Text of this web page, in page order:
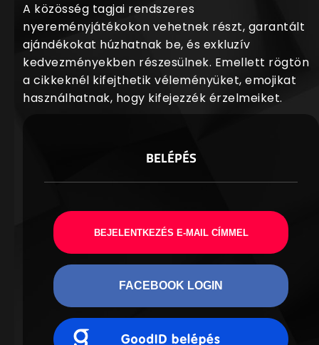
A közösség tagjai rendszeres
nyereményjátékokon vehetnek részt, garantált
ajándékokat húzhatnak be, és exkluzív
kedvezményekben részesülnek. Emellett rögtön
a cikkeknél kifejthetik véleményüket, emojikat
használhatnak, hogy kifejezzék érzelmeiket.
BELÉPÉS
BEJELENTKEZÉS E-MAIL CÍMMEL
FACEBOOK LOGIN